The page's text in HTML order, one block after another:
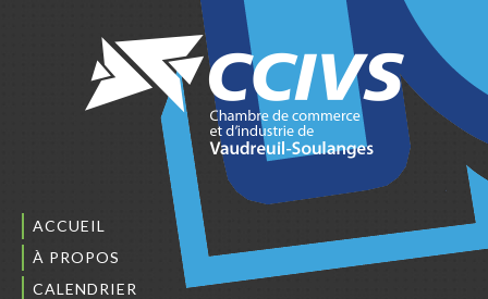
ACCUEIL
À PROPOS
CALENDRIER